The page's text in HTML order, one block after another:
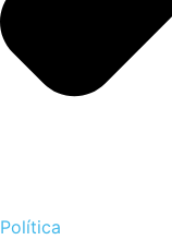
Política